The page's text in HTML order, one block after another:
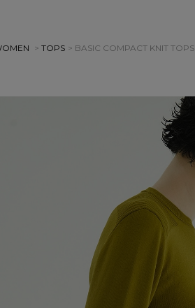
> TOPS > BASIC COMPACT KNIT TOPS